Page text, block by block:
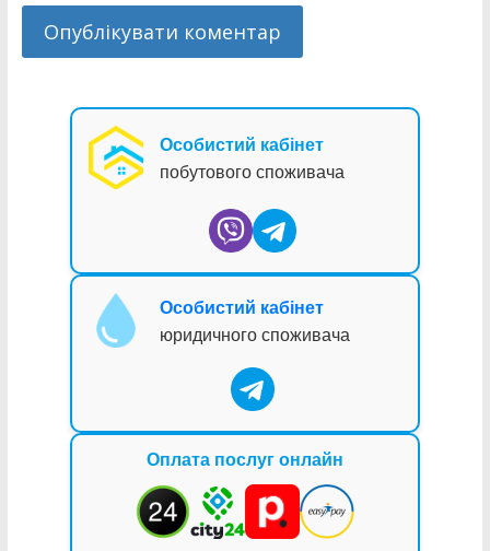
Особистий кабінет
побутового споживача
Особистий кабінет
юридичного споживача
Оплата послуг онлайн